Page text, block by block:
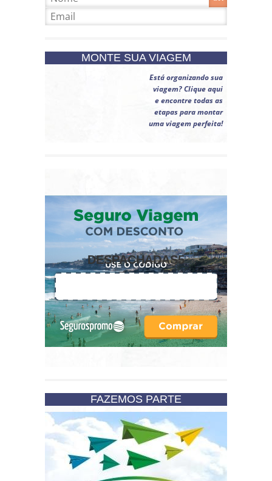
MONTE SUA VIAGEM
Está organizando sua
viagem? Clique aqui
e encontre todas as
etapas para montar
uma viagem perfeita!
DESPACHADAS5
FAZEMOS PARTE